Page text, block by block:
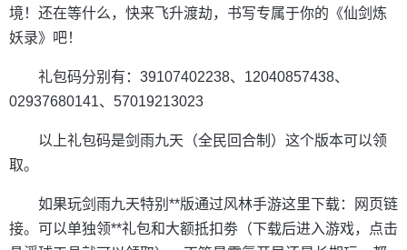
境！还在等什么，快来飞升渡劫，书写专属于你的《仙剑炼
妖录》吧！
礼包码分别有：39107402238、12040857438、
02937680141、57019213023
以上礼包码是剑雨九天（全民回合制）这个版本可以领
取。
如果玩剑雨九天特别**版通过风林手游这里下载：网页链
接。可以单独领**礼包和大额抵扣劵（下载后进入游戏，点击